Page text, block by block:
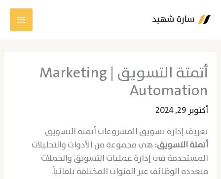
إلى
أتمتة التسويق | Marketing
Automation
أكتوبر 29, 2024
تعريف إدارة تسويق المشروعات أتمتة التسويق
أتمتة التسويق: هي مجموعة من الأدوات والتحليلات
المستخدمة في إدارة عمليات التسويق والحملات
متعددة الوظائف عبر القنوات المختلفة تلقائياً.